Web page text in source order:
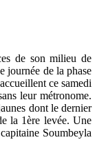
de son milieu de
journée de la phase
ce samedi
leur métronome.
dont le dernier
la 1ère levée. Une
Soumbeyla